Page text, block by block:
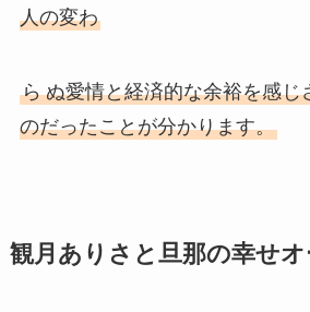
人の変わ
ら ぬ愛情と経済的な余裕を感じ
のだったことが分かります。
観月ありさと旦那の幸せオ